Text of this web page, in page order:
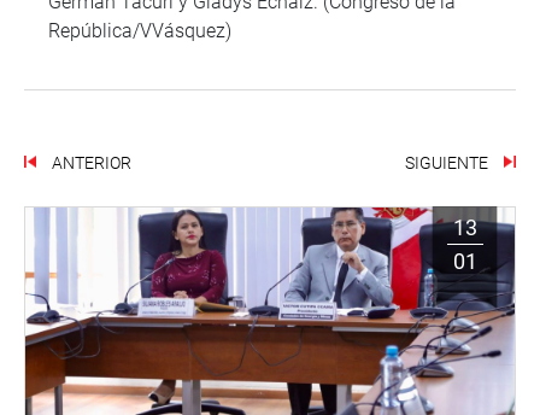
República/VVásquez)
ANTERIOR SIGUIENTE
13
01